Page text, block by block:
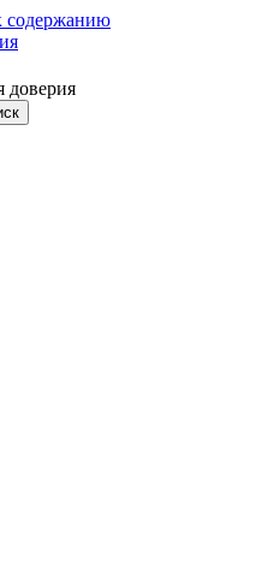
содержанию
доверия